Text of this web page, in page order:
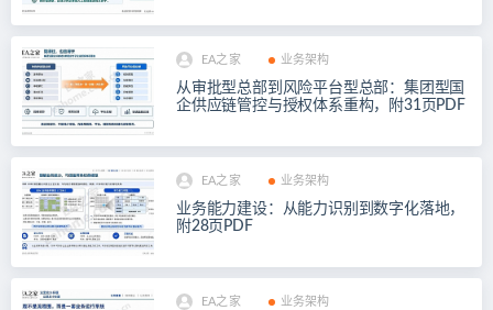
EA之家 业务架构
从审批型总部到风险平台型总部：集团型国
企供应链管控与授权体系重构，附31页PDF
EA之家 业务架构
业务能力建设：从能力识别到数字化落地，
附28页PDF
EA之家 业务架构